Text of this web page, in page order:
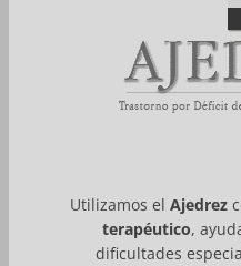
Utilizamos el Ajedrez
terapéutico,
dificultades